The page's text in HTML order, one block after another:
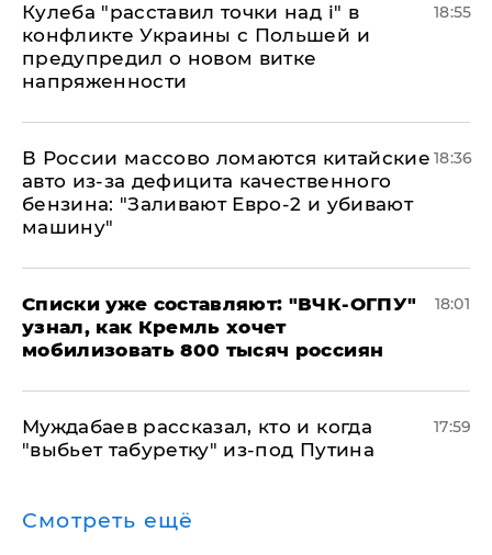
Кулеба "расставил точки над і" в
конфликте Украины с Польшей и
предупредил о новом витке
напряженности
18:55
В России массово ломаются китайские
авто из-за дефицита качественного
бензина: "Заливают Евро-2 и убивают
машину"
18:36
Списки уже составляют: "ВЧК-ОГПУ"
узнал, как Кремль хочет
мобилизовать 800 тысяч россиян
18:01
Муждабаев рассказал, кто и когда
"выбьет табуретку" из-под Путина
17:59
Смотреть ещё